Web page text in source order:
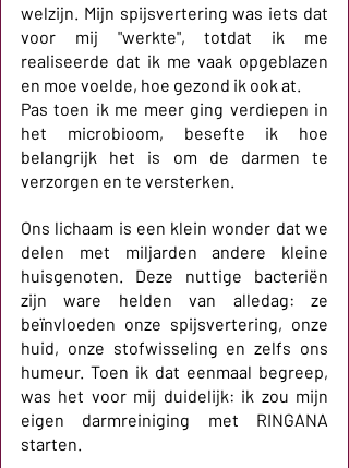
welzijn. Mijn spijsvertering was iets dat
voor mij "werkte", totdat ik me
realiseerde dat ik me vaak opgeblazen
en moe voelde, hoe gezond ik ook at.
Pas toen ik me meer ging verdiepen in
het microbioom, besefte ik hoe
belangrijk het is om de darmen te
verzorgen en te versterken.
Ons lichaam is een klein wonder dat we
delen met miljarden andere kleine
huisgenoten. Deze nuttige bacteriën
zijn ware helden van alledag: ze
beïnvloeden onze spijsvertering, onze
huid, onze stofwisseling en zelfs ons
humeur. Toen ik dat eenmaal begreep,
was het voor mij duidelijk: ik zou mijn
eigen darmreiniging met RINGANA
starten.